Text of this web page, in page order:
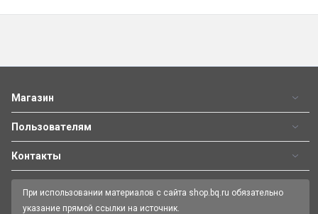
Магазин
Пользователям
Контакты
При использовании материалов с сайта shop.bq.ru обязательно
указание прямой ссылки на источник.